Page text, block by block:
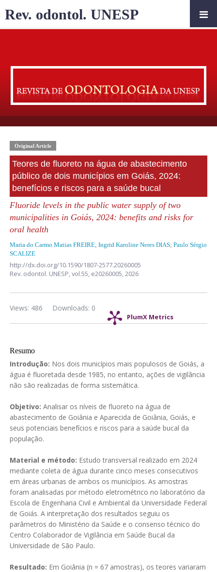
Original Article
Teores de fluoreto na água de abastecimento
público de dois municípios em Goiás, 2024:
benefícios e riscos para a saúde bucal
Fluoride levels in the public water supply of two
municipalities in Goiás, 2024: benefits and risks for
oral health
Maria do Carmo Matias FREIRE; Ingrid Karoline Neres DIAS; Paulo Sérgio
SCALIZE
http://dx.doi.org/10.1590/1807-2577.20260005
Rev. odontol. UNESP,vol.55, e20260005, 2026
PlumX Metrics
Downloads: 0
Views: 486
Resumo
Introdução: Nos dois municípios mais populosos de Goiás, a
água é fluoretada desde 1985, no entanto, ações de vigilância
não são realizadas de forma sistemática.
Objetivo: Analisar os níveis de fluoreto na água de
abastecimento de Goiânia e Aparecida de Goiânia, Goiás, e
seus potenciais benefícios e riscos para a saúde bucal da
população.
Material e método: Estudo transversal realizado em 2024
mediante coleta de água durante cinco meses consecutivos
em áreas urbanas de ambos os municípios. As amostras
foram analisadas por método eletrométrico no laboratório da
Escola de Engenharia Civil e Ambiental da Universidade Federal
de Goiás. A interpretação dos resultados seguiu os
parâmetros do Ministério da Saúde e o consenso técnico do
Centro Colaborador de Vigilância em Saúde Bucal da
Universidade de São Paulo.
Resultado: Em Goiânia (n = 67 amostras), os teores variaram
Rev. odontol. UNESP